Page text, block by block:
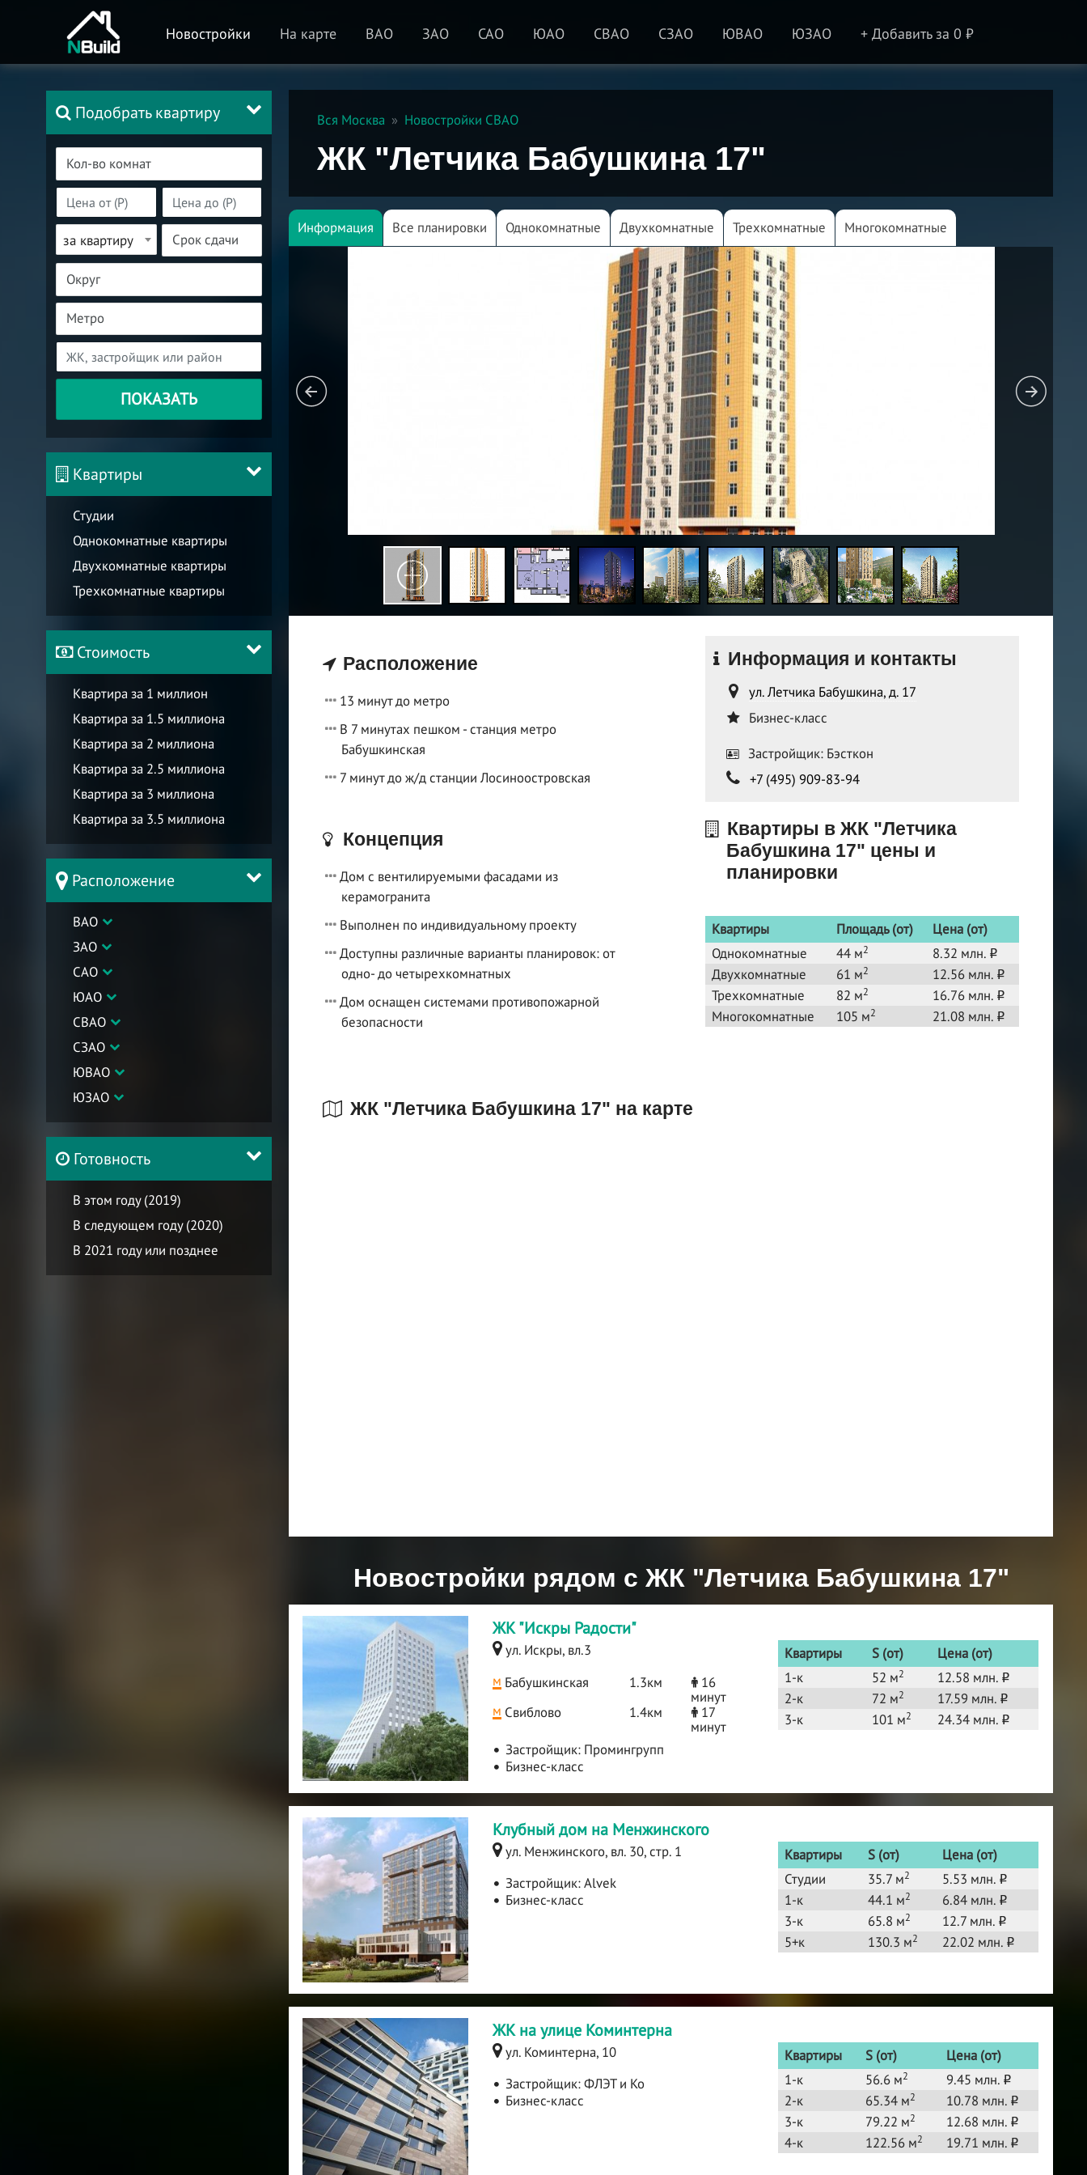
Новостройки На карте ВАО ЗАО САО ЮАО СВАО СЗАО ЮВАО ЮЗАО + Добавить за 0 ₽
Подобрать квартиру
за квартиру
ПОКАЗАТЬ
Квартиры
Студии
Однокомнатные квартиры
Двухкомнатные квартиры
Трехкомнатные квартиры
Стоимость
Квартира за 1 миллион
Квартира за 1.5 миллиона
Квартира за 2 миллиона
Квартира за 2.5 миллиона
Квартира за 3 миллиона
Квартира за 3.5 миллиона
Расположение
ВАО
ЗАО
САО
ЮАО
СВАО
СЗАО
ЮВАО
ЮЗАО
Готовность
В этом году (2019)
В следующем году (2020)
В 2021 году или позднее
Вся Москва Новостройки СВАО
ЖК "Летчика Бабушкина 17"
Информация Все планировки Однокомнатные Двухкомнатные Трехкомнатные Многокомнатные
Расположение
13 минут до метро
В 7 минутах пешком - станция метро
Бабушкинская
7 минут до ж/д станции Лосиноостровская
Концепция
Дом с вентилируемыми фасадами из
керамогранита
Выполнен по индивидуальному проекту
Доступны различные варианты планировок: от
одно- до четырехкомнатных
Дом оснащен системами противопожарной
безопасности
Информация и контакты
ул. Летчика Бабушкина, д. 17
Бизнес-класс
Застройщик: Бэсткон
+7 (495) 909-83-94
Квартиры в ЖК "Летчика
Бабушкина 17" цены и
планировки
Квартиры Площадь (от)
Цена (от)
Однокомнатные
44 м2 8.32 млн. o
Двухкомнатные 61 м2 12.56 млн. o
Трехкомнатные 82 м2 16.76 млн. o
Многокомнатные 105 м2 21.08 млн. o
ЖК "Летчика Бабушкина 17" на карте
Новостройки рядом с ЖК "Летчика Бабушкина 17"
ЖК "Искры Радости"
ул. Искры, вл.3
м Бабушкинская 1.3км
16
минут
м Свиблово 1.4км
17
минут
Застройщик: Промингрупп
Бизнес-класс
Квартиры S (от)
Цена (от)
1-к
52 м2 12.58 млн. o
2-к 72 м2 17.59 млн. o
3-к 101 м2 24.34 млн. o
Клубный дом на Менжинского
ул. Менжинского, вл. 30, стр. 1
Застройщик:Alvek
Бизнес-класс
Квартиры S (от)
Цена (от)
Студии
35.7 м2 5.53 млн. o
1-к 44.1 м2 6.84 млн. o
3-к 65.8 м2 12.7 млн. o
5+к 130.3 м2 22.02 млн. o
ЖК на улице Коминтерна
ул. Коминтерна, 10
Застройщик:ФЛЭТ и Ко
Бизнес-класс
Квартиры S (от)
Цена (от)
1-к
56.6 м2 9.45 млн. o
2-к 65.34 м2 10.78 млн. o
3-к 79.22 м2 12.68 млн. o
4-к 122.56 м2 19.71 млн. o